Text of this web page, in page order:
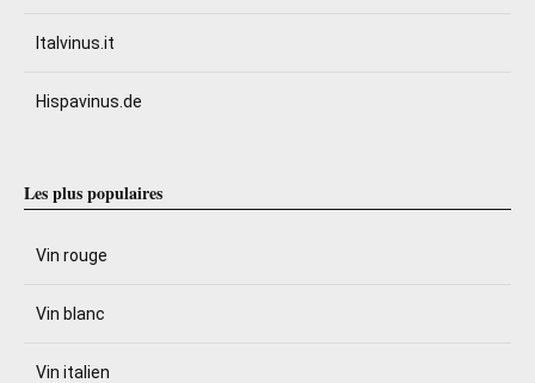
Italvinus.it
Hispavinus.de
Les plus populaires
Vin rouge
Vin blanc
Vin italien